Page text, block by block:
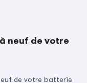
neuf de votre
de votre batterie